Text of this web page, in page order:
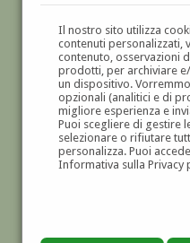
Il nostro sito utilizza
contenuti personalizzati,
contenuto, osservazioni
prodotti, per archiviare
un dispositivo.
opzionali (analitici e di
migliore esperienza e
Puoi scegliere di gestire
selezionare o rifiutare
personalizza. Puoi
Informativa sulla
DIPINTI E